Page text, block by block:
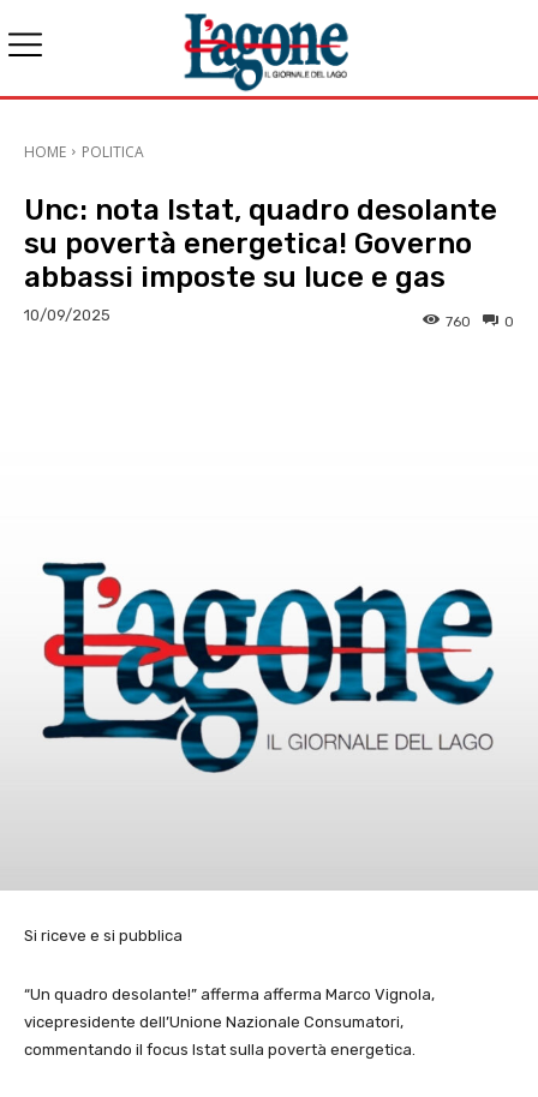
HOME POLITICA
Unc: nota Istat, quadro desolante
su povertà energetica! Governo
abbassi imposte su luce e gas
10/09/2025 0
760
Si riceve e si pubblica
“Un quadro desolante!” afferma afferma Marco Vignola,
vicepresidente dell’Unione Nazionale Consumatori,
commentando il focus Istat sulla povertà energetica.